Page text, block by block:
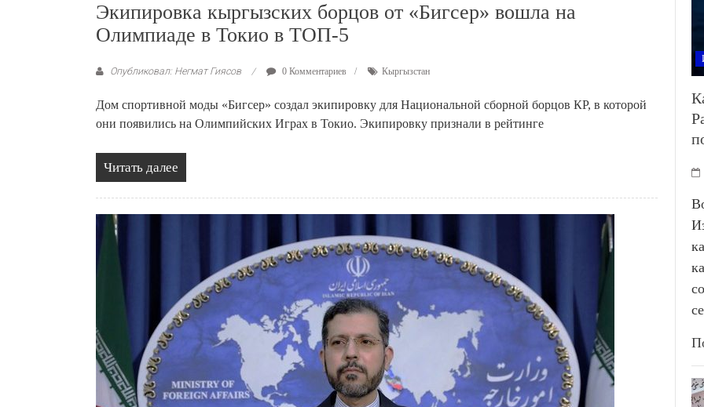
Экипировка кыргызских борцов от «Бигсер» вошла на
Олимпиаде в Токио в ТОП-5
Опубликовал: Негмат Гиясов 0 Комментариев Кыргызстан
Дом спортивной моды «Бигсер» создал экипировку для Национальной сборной борцов КР, в которой
они появились на Олимпийских Играх в Токио. Экипировку признали в рейтинге
Читать далее